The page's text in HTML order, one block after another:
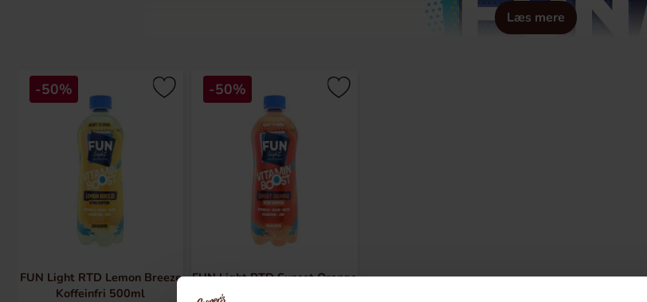
Læs mere
HTML-koden behÃ¶ver inte Ã¶versÃ¤ttas eftersom den inte innehÃ¥ller nÃ¥gon text
-50%
FUN Light RTD Lemon Breeze
Koffeinfri 500ml
-50%
FUN Light RTD Sunset Orange